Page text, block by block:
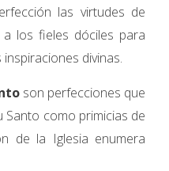
las virtudes de
los fieles dóciles para
divinas.
son perfecciones que
como primicias de
de la Iglesia enumera